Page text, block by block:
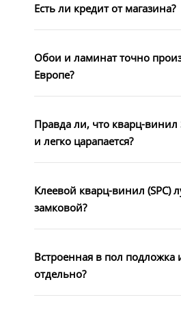
Есть ли кредит от магазина?
Обои и ламинат точно
Европе?
Правда ли, что кварц-винил
и легко царапается?
Клеевой кварц-винил (SPC)
замковой?
Встроенная в пол подложка
отдельно?